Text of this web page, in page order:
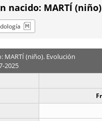
nacido: MARTÍ
MARTÍ (niño). Evolución
2025